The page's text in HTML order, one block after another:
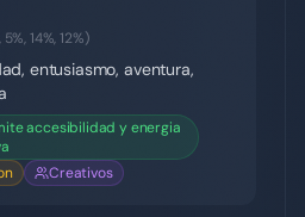
5%,14%,12%)
entusiasmo, aventura,
accesibilidad y energia
Creativos